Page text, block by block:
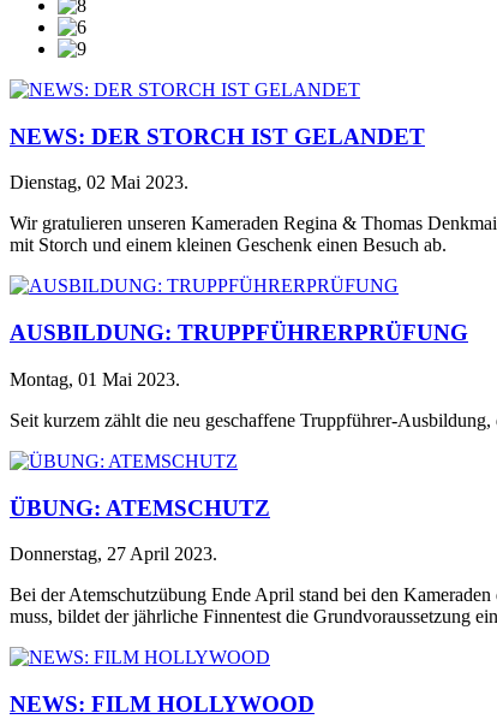
NEWS: DER STORCH IST GELANDET
Dienstag, 02 Mai 2023.
Wir gratulieren unseren Kameraden Regina & Thomas
mit Storch und einem kleinen Geschenk einen Besuch ab.
AUSBILDUNG: TRUPPFÜHRERPRÜFUNG
Montag, 01 Mai 2023.
Seit kurzem zählt die neu geschaffene Truppführer-
ÜBUNG: ATEMSCHUTZ
Donnerstag, 27 April 2023.
Bei der Atemschutzübung Ende April stand bei den
muss, bildet der jährliche Finnentest die Grundvoraussetzung
NEWS: FILM HOLLYWOOD